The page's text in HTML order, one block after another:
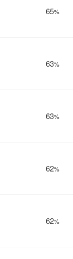
65%
63%
63%
62%
62%